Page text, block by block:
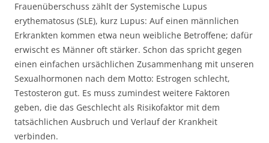
Frauenüberschuss zählt der Systemische Lupus
erythematosus (SLE), kurz Lupus: Auf einen männlichen
Erkrankten kommen etwa neun weibliche Betroffene; dafür
erwischt es Männer oft stärker. Schon das spricht gegen
einen einfachen ursächlichen Zusammenhang mit unseren
Sexualhormonen nach dem Motto: Estrogen schlecht,
Testosteron gut. Es muss zumindest weitere Faktoren
geben, die das Geschlecht als Risikofaktor mit dem
tatsächlichen Ausbruch und Verlauf der Krankheit
verbinden.